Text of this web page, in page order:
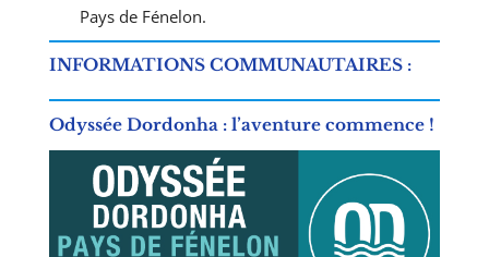
Pays de Fénelon.
INFORMATIONS COMMUNAUTAIRES :
Odyssée Dordonha : l’aventure commence !